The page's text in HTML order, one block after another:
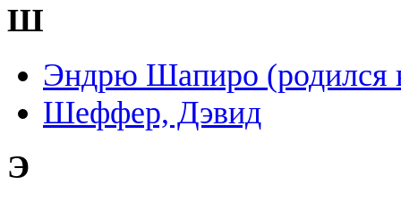
Ш
Эндрю Шапиро (родился
Шеффер, Дэвид
Э